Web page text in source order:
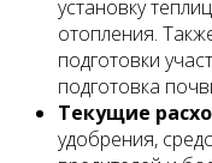
установку
отопления.
подготовки
подготовка
Текущие
удобрения,